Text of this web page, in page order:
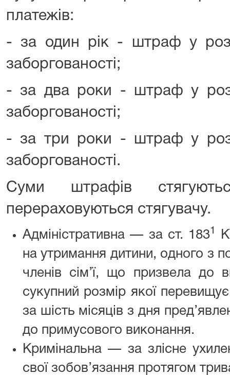
платежів:
- за один рік - штраф у
заборгованості;
- за два роки - штраф у
заборгованості;
- за три роки - штраф у
заборгованості.
Суми штрафів
перераховуються стягувачу.
Адміністративна — за ст. 1831
на утримання дитини, одного з
членів сім’ї, що призвела до
сукупний розмір якої
за шість місяців з дня
до примусового виконання.
Кримінальна — за злісне
свої зобов’язання протягом